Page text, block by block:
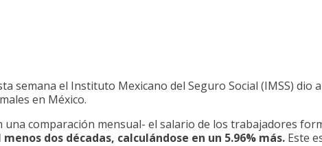
semana el Instituto Mexicano del Seguro Social (IMSS) dio
en México.
una comparación mensual- el salario de los trabajadores
dos décadas, calculándose en un 5.96% más. Este